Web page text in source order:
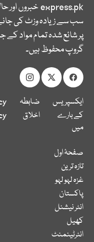
express.pkخبروں اور
سب سے زیادہ وزٹ کی
پر شائع شدہ تمام مواد
گروپ محفوظ ہیں۔
ایکسپریس
کے بارے
میں
ضابطہ
اخلاق
صفحۂ اول
تازہ ترین
غزہ لہو لہو
پاکستان
انٹر نیشنل
کھیل
انٹرٹینمنٹ